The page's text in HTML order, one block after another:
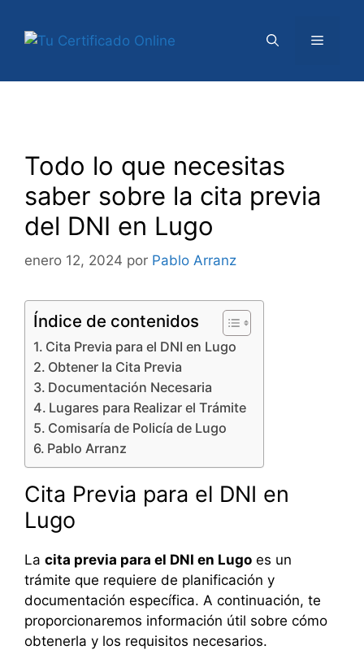
contenido
Menú
Todo lo que necesitas
saber sobre la cita previa
del DNI en Lugo
enero 12, 2024 por Pablo Arranz
Índice de contenidos
Cita Previa para el DNI en Lugo
Obtener la Cita Previa
Documentación Necesaria
Lugares para Realizar el Trámite
Comisaría de Policía de Lugo
Pablo Arranz
Cita Previa para el DNI en
Lugo
La cita previa para el DNI en Lugo es un
trámite que requiere de planificación y
documentación específica. A continuación, te
proporcionaremos información útil sobre cómo
obtenerla y los requisitos necesarios.